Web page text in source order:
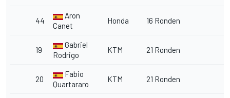
44
Aron
Canet
Honda 16 Ronden
19
Gabriel
Rodrigo
KTM 21 Ronden
20
Fabio
Quartararo
KTM 21 Ronden